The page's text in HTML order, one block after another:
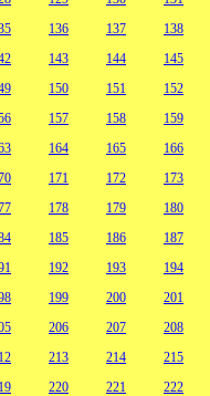
136 137 138
143 144 145
150 151 152
157 158 159
164 165 166
171 172 173
178 179 180
185 186 187
192 193 194
199 200 201
206 207 208
213 214 215
220 221 222